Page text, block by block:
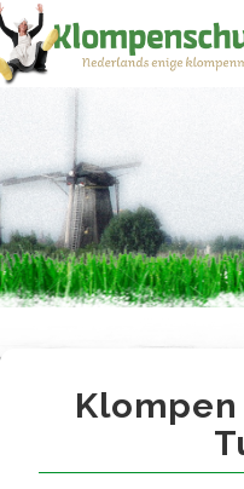
Klompen
Klompen